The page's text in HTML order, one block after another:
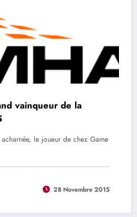
vainqueur de la
le joueur de chez Game
28 Novembre 2015